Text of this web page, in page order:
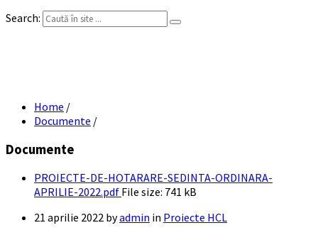
Search:
Home /
Documente /
Documente
PROIECTE-DE-HOTARARE-SEDINTA-ORDINARA-
APRILIE-2022.pdf File size: 741 kB
21 aprilie 2022 byadmin in Proiecte HCL